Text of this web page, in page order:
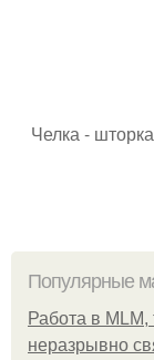
Челка -
Популярные
Работа в MLM,
неразрывно